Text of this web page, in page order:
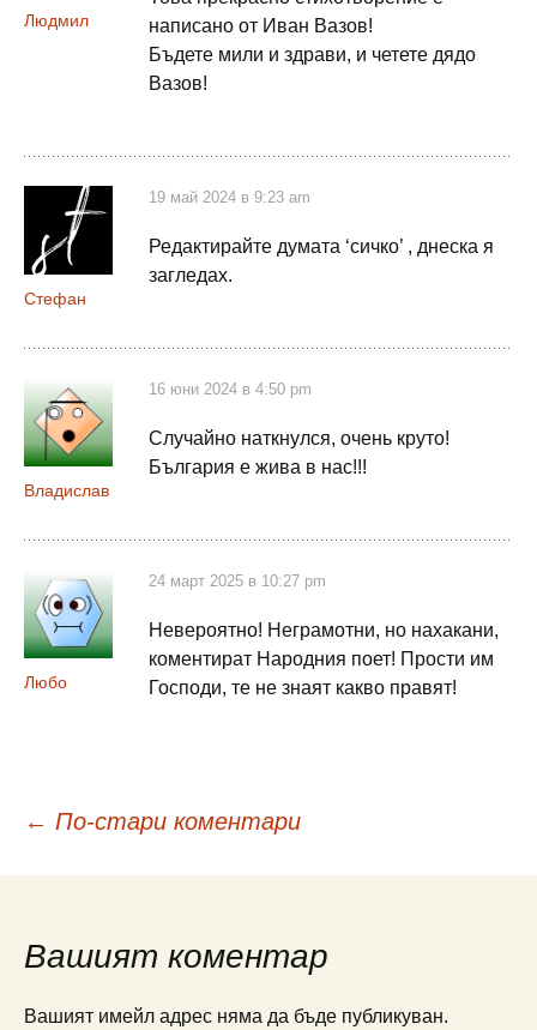
Людмил
написано от Иван Вазов!
Бъдете мили и здрави, и четете дядо
Вазов!
Стефан
19 май 2024 в 9:23 am
Редактирайте думата ‘сичко’ , днеска я
загледах.
Владислав
16 юни 2024 в 4:50 pm
Случайно наткнулся, очень круто!
България е жива в нас!!!
Любо
24 март 2025 в 10:27 pm
Невероятно! Неграмотни, но нахакани,
коментират Народния поет! Прости им
Господи, те не знаят какво правят!
Навигация
коментарите
← По-стари коментари
Вашият коментар
Вашият имейл адрес няма да бъде публикуван.